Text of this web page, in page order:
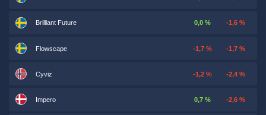
Brilliant Future 0,0 % -1,6 %
Flowscape -1,7 % -1,7 %
Cyviz -1,2 % -2,4 %
Impero 0,7 % -2,6 %